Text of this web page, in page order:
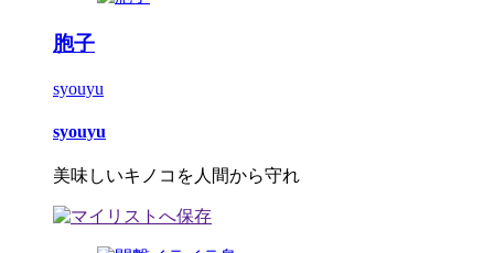
胞子
syouyu
syouyu
美味しいキノコを人間から守れ